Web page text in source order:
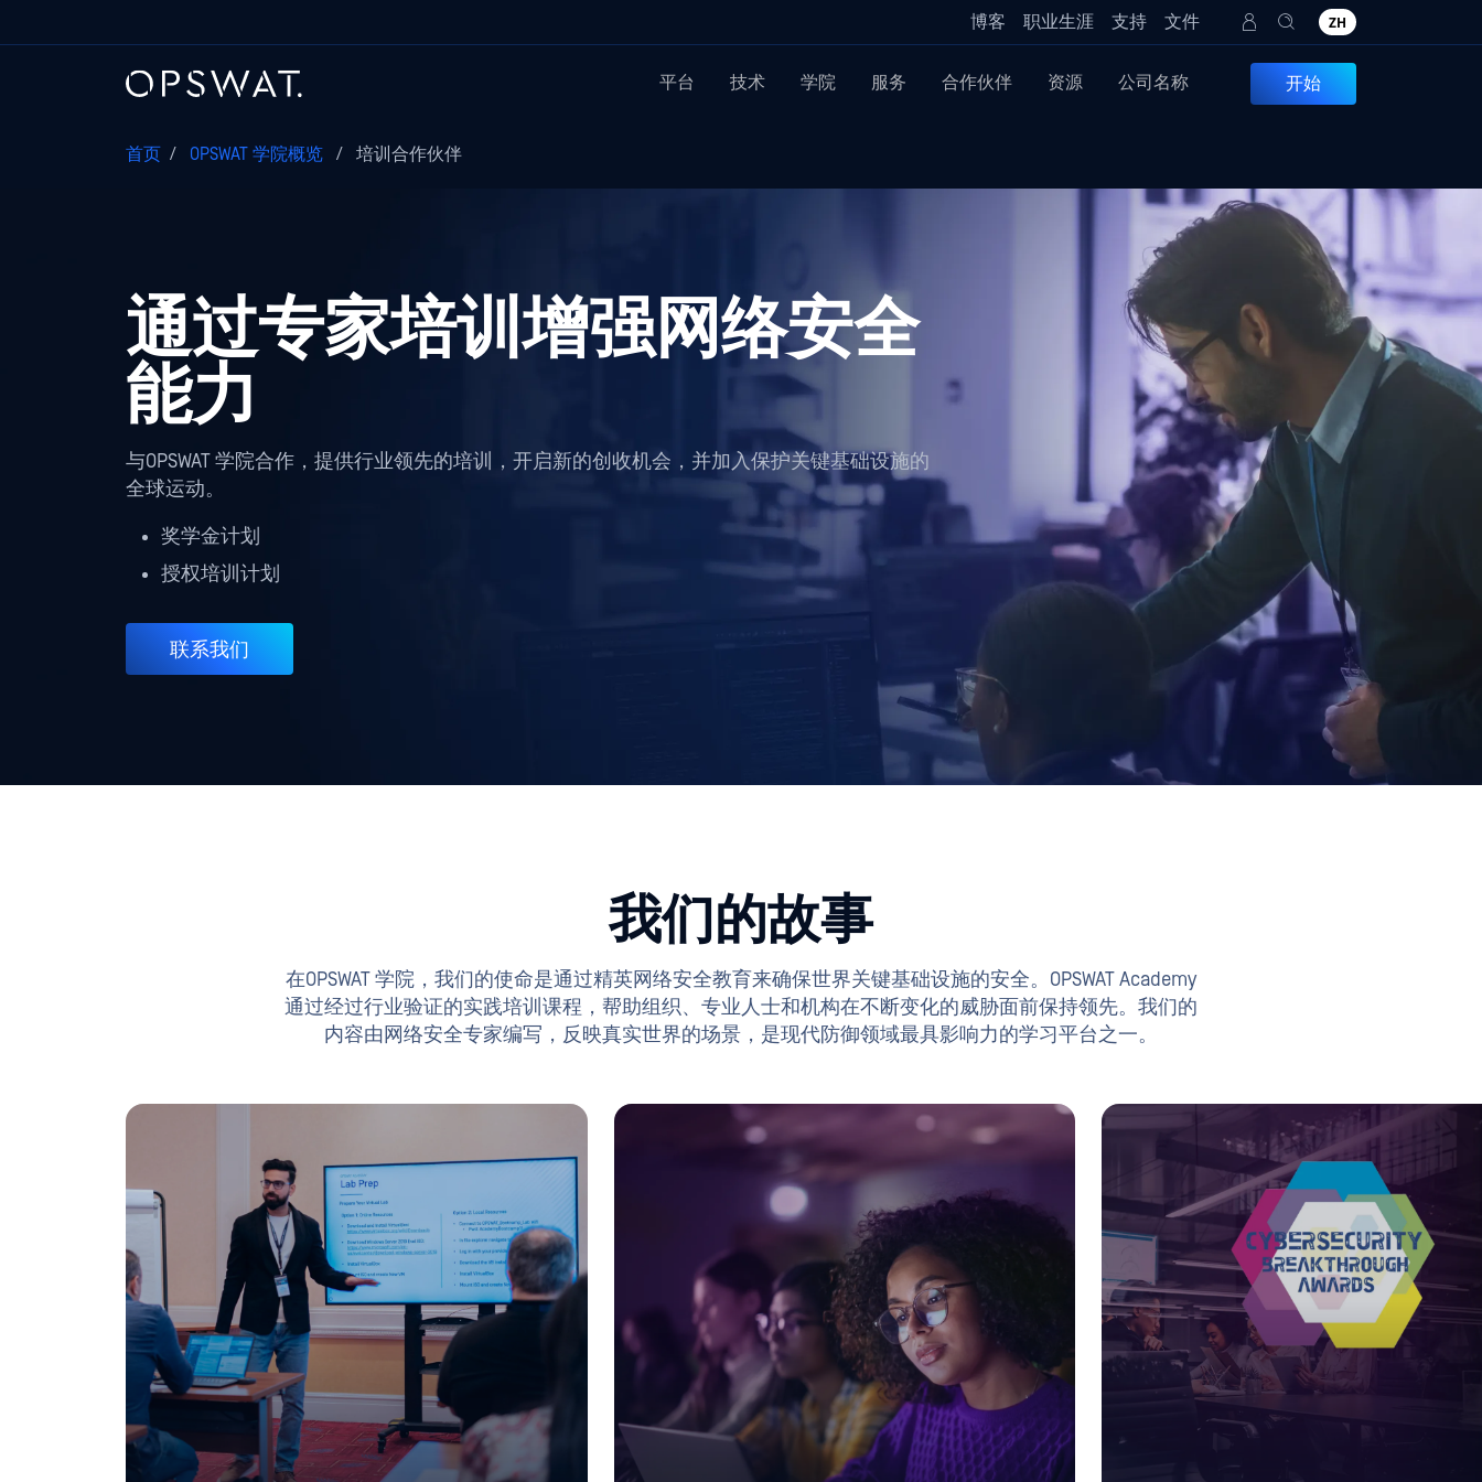
博客 职业生涯 支持 文件 ZH
平台 技术 学院 服务 合作伙伴 资源 公司名称 开始
首页 / OPSWAT 学院概览 / 培训合作伙伴
通过专家培训增强网络安全
能力
与OPSWAT 学院合作，提供行业领先的培训，开启新的创收机会，并加入保护关键基础设施的
全球运动。
奖学金计划
授权培训计划
联系我们
我们的故事
在OPSWAT 学院，我们的使命是通过精英网络安全教育来确保世界关键基础设施的安全。OPSWAT Academy
通过经过行业验证的实践培训课程，帮助组织、专业人士和机构在不断变化的威胁面前保持领先。我们的
内容由网络安全专家编写，反映真实世界的场景，是现代防御领域最具影响力的学习平台之一。